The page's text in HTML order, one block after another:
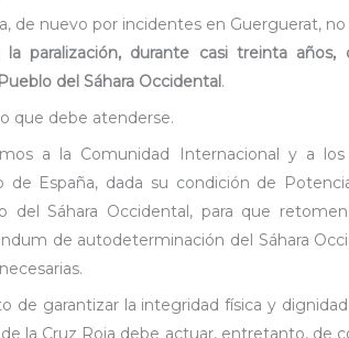
de nuevo por incidentes en Guerguerat,
la paralización, durante casi treinta
del Sáhara Occidental.
que debe atenderse.
a la Comunidad Internacional y a
de España, dada su condición de
del Sáhara Occidental, para que
de autodeterminación del Sáhara
de garantizar la integridad física y
la Cruz Roja debe actuar, entretanto, de